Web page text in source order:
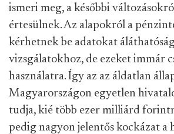
ismeri meg, a későbbi
értesülnek. Az alapokról a
kérhetnek be adatokat
vizsgálatokhoz, de ezeket immár
használatra. Így az az áldatlan
Magyarországon egyetlen
tudja, kié több ezer milliárd
pedig nagyon jelentős kockázat a